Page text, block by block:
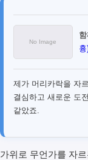
제가 머리카락을 자
결심하고 새로운 도
같았죠.
가위로 무언가를 자